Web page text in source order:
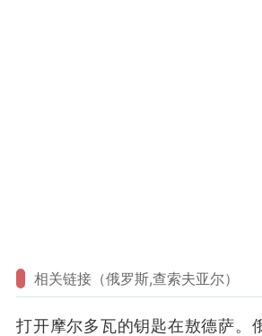
相关链接（俄罗斯,查索夫亚尔）
打开摩尔多瓦的钥匙在敖德萨。